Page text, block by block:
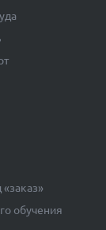
обучения